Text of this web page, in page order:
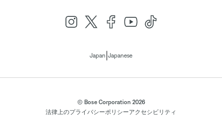
Japan Japanese
© Bose Corporation 2026
法律上のプライバシーポリシーアクセシビリティ